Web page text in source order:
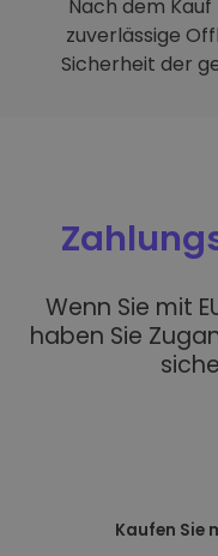
Nach dem
zuverlässige
Sicherheit der
Wenn Sie mit
haben Sie
Kaufen Sie